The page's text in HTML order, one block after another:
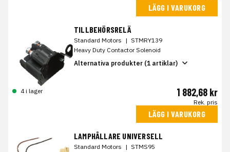
LÄGG I VARUKORG
TILLBEHÖRSRELÄ
Standard Motors | STMRY139
Heavy Duty Contactor Solenoid
Alternativa produkter (1 artiklar)
4 i lager 1 882,68 kr
Rek. pris
LÄGG I VARUKORG
LAMPHÅLLARE UNIVERSELL
Standard Motors | STMS95